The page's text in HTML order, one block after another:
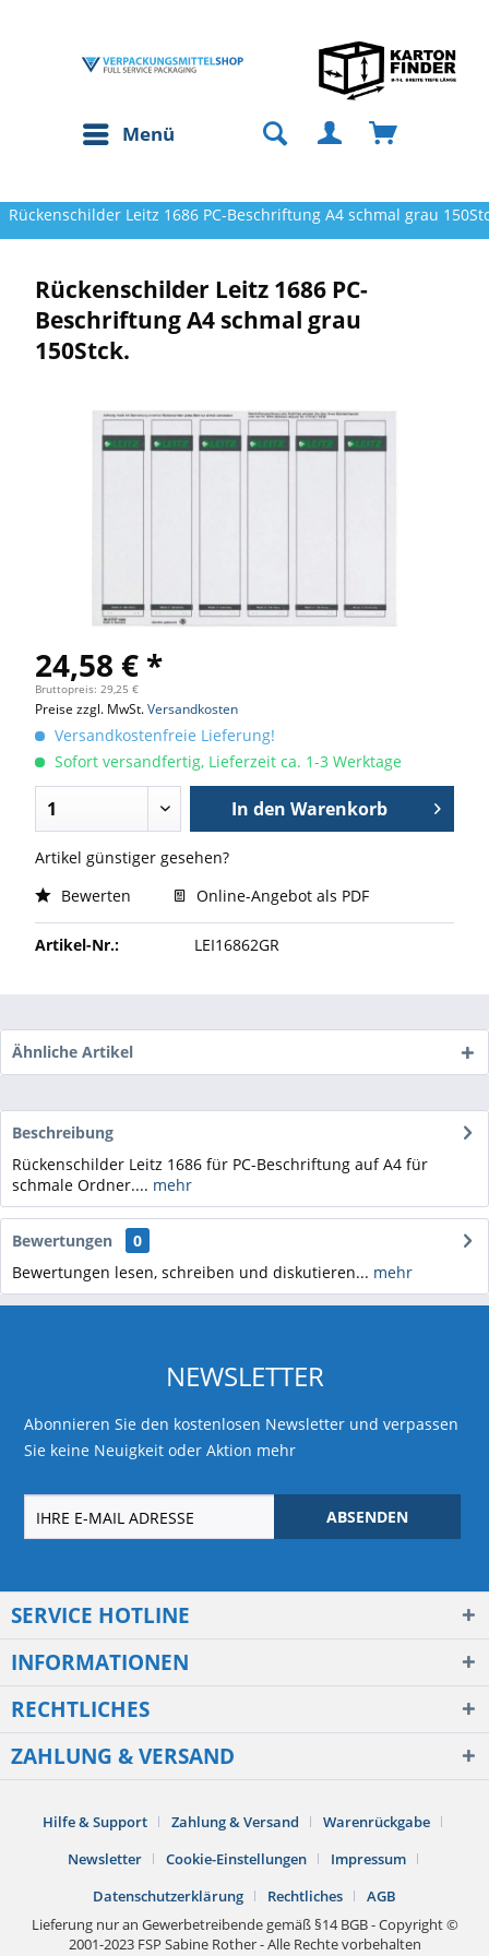
Menü
Rückenschilder Leitz 1686 PC-Beschriftung A4 schmal grau
Rückenschilder Leitz 1686 PC-
Beschriftung A4 schmal grau
150Stck.
24,58 € *
Bruttopreis: 29,25 €
Preise zzgl. MwSt.Versandkosten
Versandkostenfreie Lieferung!
Sofort versandfertig, Lieferzeit ca. 1-3 Werktage
In den Warenkorb
Artikel günstiger gesehen?
Bewerten
Online-Angebot als PDF
Artikel-Nr.: LEI16862GR
Ähnliche Artikel
Beschreibung
Rückenschilder Leitz 1686 für PC-Beschriftung auf A4 für
schmale Ordner.... mehr
Bewertungen
0
Bewertungen lesen, schreiben und diskutieren... mehr
NEWSLETTER
Abonnieren Sie den kostenlosen Newsletter und verpassen
Sie keine Neuigkeit oder Aktion mehr
ABSENDEN
SERVICE HOTLINE
INFORMATIONEN
RECHTLICHES
ZAHLUNG & VERSAND
Hilfe & Support Zahlung & Versand
Warenrückgabe
Newsletter
Cookie-Einstellungen
Impressum
Datenschutzerklärung
Rechtliches
AGB
Lieferung nur an Gewerbetreibende gemäß §14 BGB - Copyright ©
2001-2023 FSP Sabine Rother - Alle Rechte vorbehalten